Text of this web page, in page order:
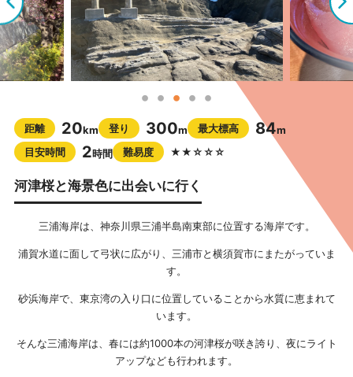
距離 20km 登り 300m 最大標高 84m
目安時間
2時間 難易度 ★★☆☆☆
河津桜と海景色に出会いに行く
三浦海岸は、神奈川県三浦半島南東部に位置する海岸です。
浦賀水道に面して弓状に広がり、三浦市と横須賀市にまたがっていま
す。
砂浜海岸で、東京湾の入り口に位置していることから水質に恵まれて
います。
そんな三浦海岸は、春には約1000本の河津桜が咲き誇り、夜にライト
アップなども行われます。